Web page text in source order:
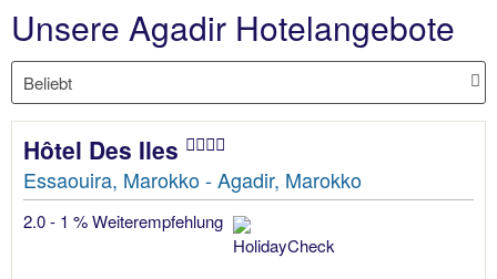
Unsere Agadir Hotelangebote
Hôtel Des Iles
Essaouira, Marokko - Agadir, Marokko
2.0 - 1 % Weiterempfehlung